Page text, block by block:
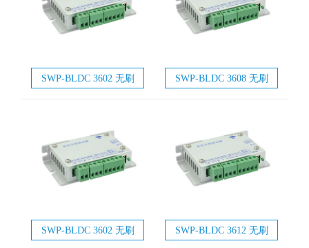
SWP-BLDC 3602 无刷
SWP-BLDC 3608 无刷
SWP-BLDC 3602 无刷
SWP-BLDC 3612 无刷